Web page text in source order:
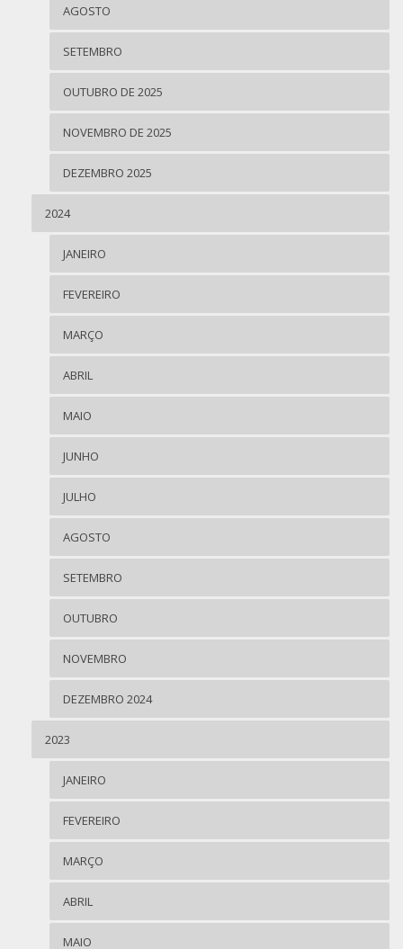
AGOSTO
SETEMBRO
OUTUBRO DE 2025
NOVEMBRO DE 2025
DEZEMBRO 2025
2024
JANEIRO
FEVEREIRO
MARÇO
ABRIL
MAIO
JUNHO
JULHO
AGOSTO
SETEMBRO
OUTUBRO
NOVEMBRO
DEZEMBRO 2024
2023
JANEIRO
FEVEREIRO
MARÇO
ABRIL
MAIO